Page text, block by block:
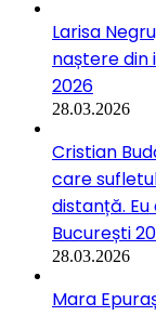
Larisa
naștere din
2026
28.03.2026
Cristian
care
distanță.
București
28.03.2026
Mara